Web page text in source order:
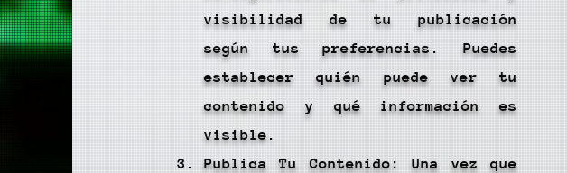
visibilidad de tu publicación
según tus preferencias. Puedes
establecer quién puede ver tu
contenido y qué información es
visible.
Publica Tu Contenido: Una vez que